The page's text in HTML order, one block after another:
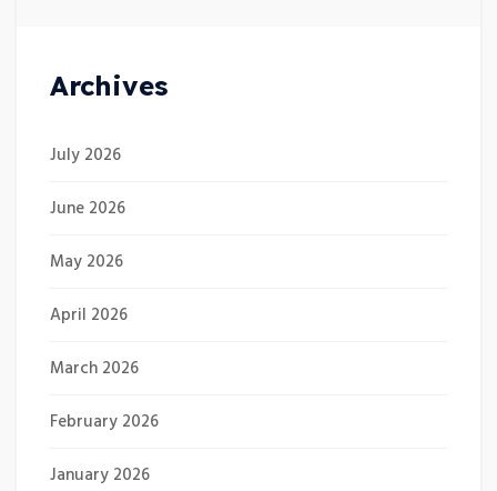
Archives
July 2026
June 2026
May 2026
April 2026
March 2026
February 2026
January 2026